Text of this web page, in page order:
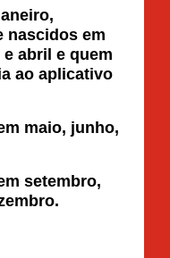
nascidos em
abril e quem
ao aplicativo
maio, junho,
setembro,